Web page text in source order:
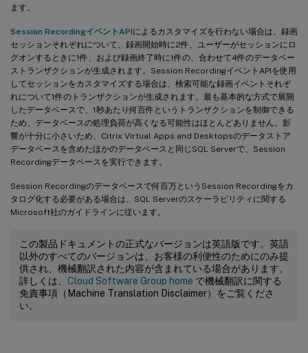
ます。
Session RecordingイベントAPIによるカスタマイズを行わない場合は、録画
セッションそれぞれについて、録画開始時に2件、ユーザーがセッションにロ
グオンするときに1件、および録画終了時に1件の、合わせて4件のデータベー
ストランザクションが生成されます。Session RecordingイベントAPIを使用
してセッションをカスタマイズする場合は、検索可能な録画イベントそれぞ
れについて1件のトランザクションが生成されます。最も基本的な方式で展開
したデータベースで、1秒あたり何百件というトランザクションを制御できる
ため、データベースの処理負荷が高くなる可能性はほとんどありません。影
響が十分に小さいため、Citrix Virtual Apps and Desktopsのデータストア
データベースを含めたほかのデータベースと同じSQL Serverで、Session
Recordingデータベースを実行できます。
Session Recordingのデータベースで何百万というSession Recordingをカ
タログ化する必要がある場合は、SQL Serverのスケーラビリティに関する
Microsoft社のガイドラインに従います。
この製品ドキュメントの正式なバージョンは英語版です。英語
以外のすべてのバージョンは、お客様の利便性のためにのみ提
供され、機械翻訳された内容が含まれている場合があります。
詳しくは、 Cloud Software Group home で機械翻訳に関する
免責事項（Machine Translation Disclaimer）をご覧くださ
い。